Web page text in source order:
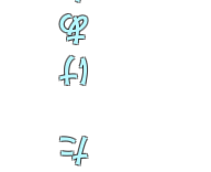
た
け
あ